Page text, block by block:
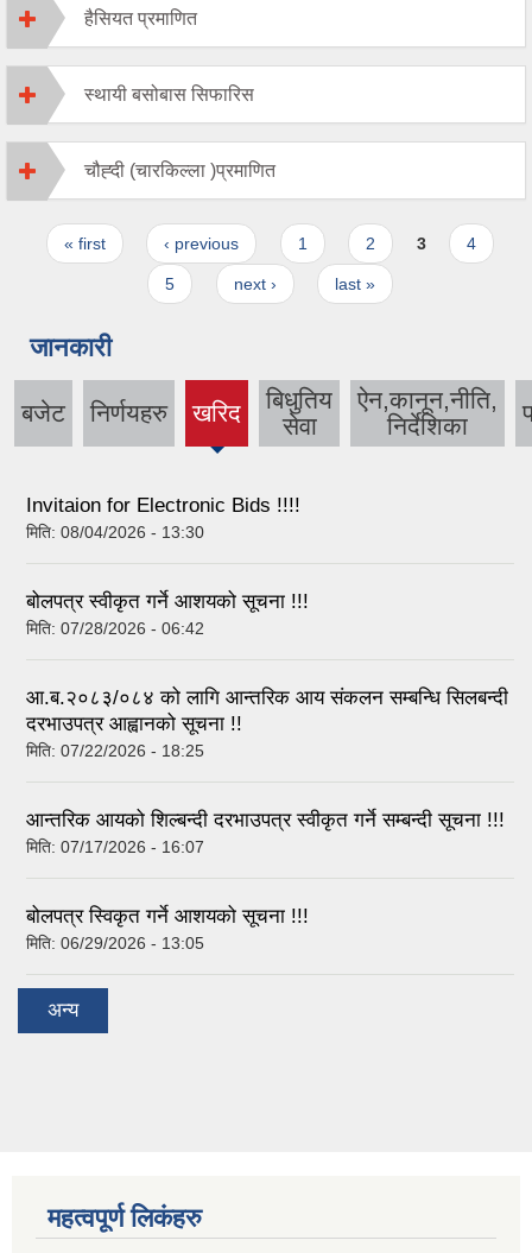
हैसियत प्रमाणित
स्थायी बसोबास सिफारिस
चौह्दी (चारकिल्ला )प्रमाणित
Pages
« first ‹ previous 1 2 3 4
5 next › last »
जानकारी
बजेट निर्णयहरु खरिद
(active
tab)
बिधुतिय
सेवा
ऐन,कानून,नीति,
निर्देशिका
Invitaion for Electronic Bids !!!!
मिति: 08/04/2026 - 13:30
बोलपत्र स्वीकृत गर्ने आशयको सूचना !!!
मिति: 07/28/2026 - 06:42
आ.ब.२०८३/०८४ को लागि आन्तरिक आय संकलन सम्बन्धि सिलबन्दी
दरभाउपत्र आह्वानको सूचना !!
मिति: 07/22/2026 - 18:25
आन्तरिक आयको शिल्बन्दी दरभाउपत्र स्वीकृत गर्ने सम्बन्दी सूचना !!!
मिति: 07/17/2026 - 16:07
बोलपत्र स्विकृत गर्ने आशयको सूचना !!!
मिति: 06/29/2026 - 13:05
अन्य
महत्वपूर्ण लिकंहरु